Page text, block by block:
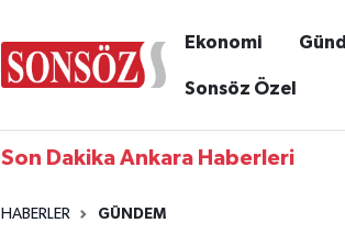
Ekonomi
Sonsöz Özel
Son Dakika Ankara Haberleri
HABERLER GÜNDEM